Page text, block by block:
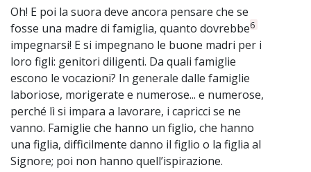
Oh! E poi la suora deve ancora pensare che se
fosse una madre di famiglia, quanto dovrebbe6
impegnarsi! E si impegnano le buone madri per i
loro figli: genitori diligenti. Da quali famiglie
escono le vocazioni? In generale dalle famiglie
laboriose, morigerate e numerose... e numerose,
perché lì si impara a lavorare, i capricci se ne
vanno. Famiglie che hanno un figlio, che hanno
una figlia, difficilmente danno il figlio o la figlia al
Signore; poi non hanno quell’ispirazione.